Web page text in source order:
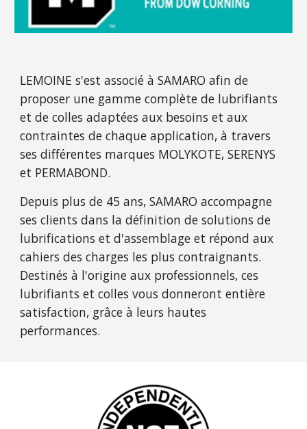
LEMOINE s'est associé à SAMARO afin de
proposer une gamme complète de lubrifiants
et de colles adaptées aux besoins et aux
contraintes de chaque application, à travers
ses différentes marques MOLYKOTE, SERENYS
et PERMABOND.
Depuis plus de 45 ans, SAMARO accompagne
ses clients dans la définition de solutions de
lubrifications et d'assemblage et répond aux
cahiers des charges les plus contraignants.
Destinés à l'origine aux professionnels, ces
lubrifiants et colles vous donneront entière
satisfaction, grâce à leurs hautes
performances.